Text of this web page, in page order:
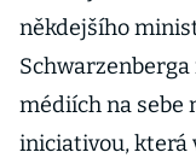
někdejšího
médiích na sebe
iniciativou, která